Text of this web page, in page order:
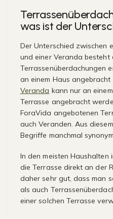
was ist der
Der Unterschied zwischen
und einer Veranda besteht
Terrassenüberdachungen
an einem Haus angebracht
Veranda kann nur an
Terrasse angebracht
ForaVida angebotenen
auch Veranden. Aus
Begriffe manchmal synonym.
In den meisten Haushalten
die Terrasse direkt an der
daher sehr gut, dass man
als auch
einer solchen Terrasse